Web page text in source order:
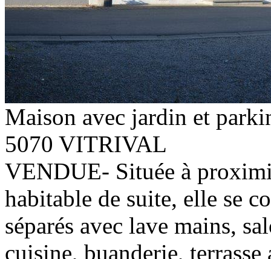
Maison avec jardin et
5070 VITRIVAL
VENDUE- Située à
habitable de suite, elle se
séparés avec lave mains,
cuisine, buanderie,